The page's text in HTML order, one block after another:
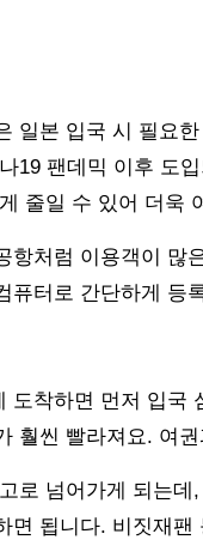
일본 입국 시 필요
19 팬데믹 이후 도
줄일 수 있어 더욱
항처럼 이용객이 많
퓨터로 간단하게 등
도착하면 먼저 입국
훨씬 빨라져요. 여
로 넘어가게 되는
면 됩니다. 비짓재